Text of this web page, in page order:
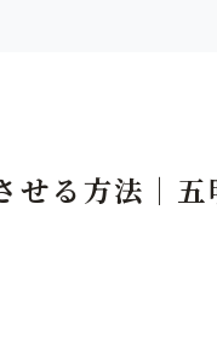
せる方法｜